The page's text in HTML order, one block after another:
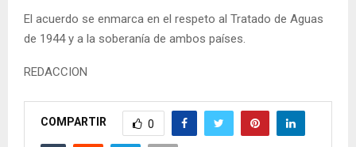
El acuerdo se enmarca en el respeto al Tratado de Aguas
de 1944 y a la soberanía de ambos países.
REDACCION
COMPARTIR 0